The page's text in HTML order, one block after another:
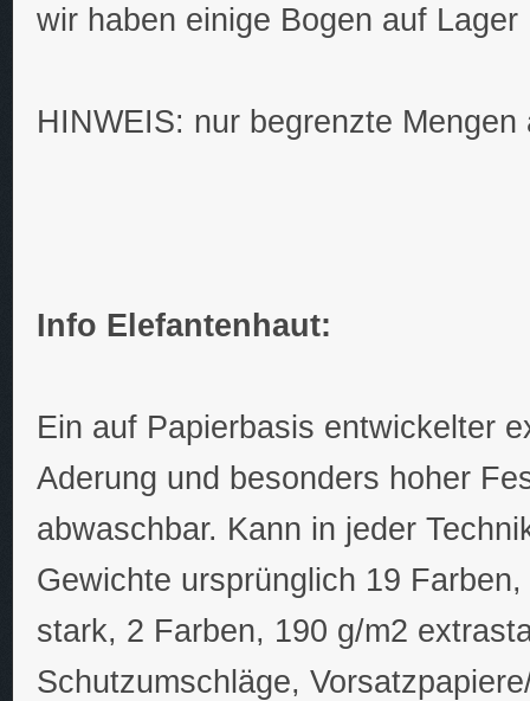
wir haben einige Bogen auf Lager
HINWEIS: nur begrenzte
Info Elefantenhaut:
Ein auf Papierbasis entwickelter
Aderung und besonders hoher
abwaschbar. Kann in jeder
Gewichte ursprünglich 19
stark, 2 Farben, 190 g/m2
Schutzumschläge,